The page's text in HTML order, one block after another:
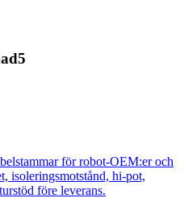
5
för robot-OEM:er och
isoleringsmotstånd, hi-pot,
före leverans.